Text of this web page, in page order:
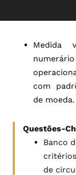
Medida
com
de moeda.
Questões-
Banco
de